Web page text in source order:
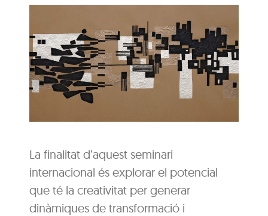
La finalitat d’aquest seminari
internacional és explorar el potencial
que té la creativitat per generar
dinàmiques de transformació i